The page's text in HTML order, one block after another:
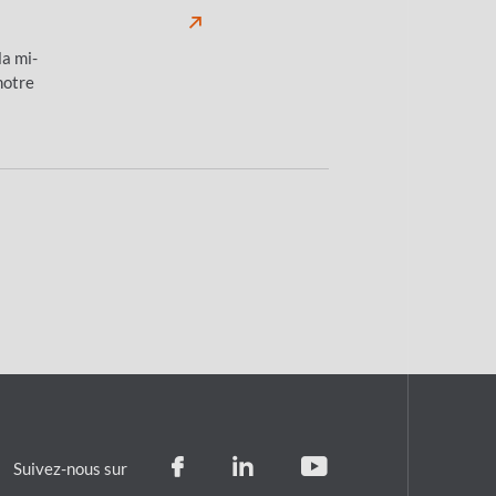
mi-
Suivez-nous sur